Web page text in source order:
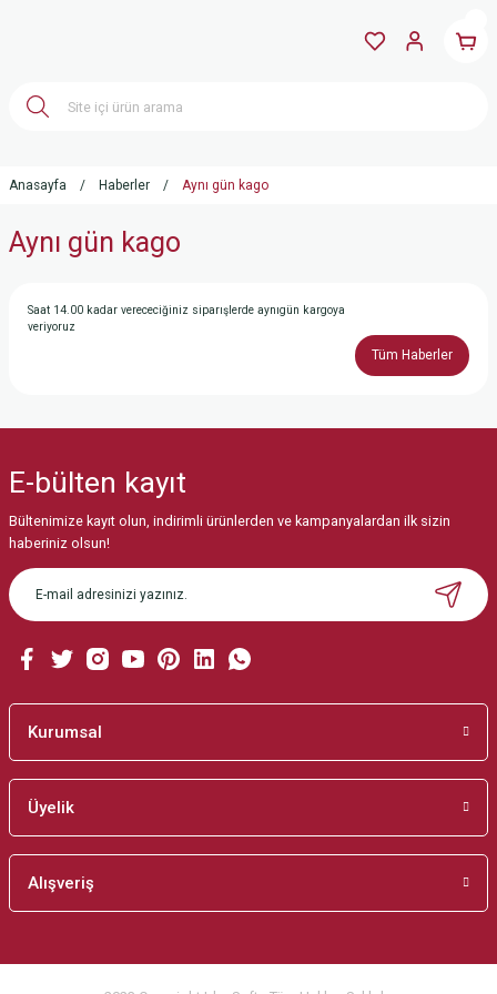
Anasayfa Haberler Aynı gün kago
Aynı gün kago
Saat 14.00 kadar verececiğiniz siparışlerde aynıgün kargoya
veriyoruz
Tüm Haberler
E-bülten kayıt
Bültenimize kayıt olun, indirimli ürünlerden ve kampanyalardan ilk sizin
haberiniz olsun!
Kurumsal
Üyelik
Alışveriş